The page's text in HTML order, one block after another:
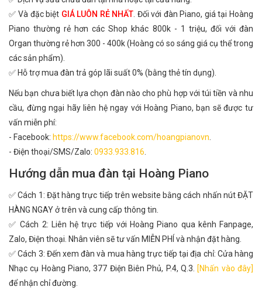
✅ Và đặc biệt GIÁ LUÔN RẺ NHẤT . Đối với đàn Piano, giá tại Hoàng
Piano thường rẻ hơn các Shop khác 800k - 1 triệu, đối với đàn
Organ thường rẻ hơn 300 - 400k (Hoàng có so sáng giá cụ thể trong
các sản phẩm).
✅ Hỗ trợ mua đàn trả góp lãi suất 0% (bằng thẻ tín dụng).
Nếu bạn chưa biết lựa chọn đàn nào cho phù hợp với túi tiền và nhu
cầu, đừng ngại hãy liên hệ ngay với Hoàng Piano, bạn sẽ được tư
vấn miễn phí:
- Facebook: https://www.facebook.com/hoangpianovn
- Điện thoại/SMS/Zalo: 0933.933.816
Hướng dẫn mua đàn tại Hoàng Piano
✅ Cách 1: Đặt hàng trực tiếp trên website bằng cách nhấn nút ĐẶT
HÀNG NGAY ở trên và cung cấp thông tin.
✅ Cách 2: Liên hệ trực tiếp với Hoàng Piano qua kênh Fanpage,
Zalo, Điện thoại. Nhân viên sẽ tư vấn MIỄN PHÍ và nhận đặt hàng.
✅ Cách 3: Đến xem đàn và mua hàng trực tiếp tại địa chỉ: Cửa hàng
Nhạc cụ Hoàng Piano, 377 Điện Biên Phủ, P.4, Q.3.
[Nhấn vào đây]
để nhận chỉ đường.